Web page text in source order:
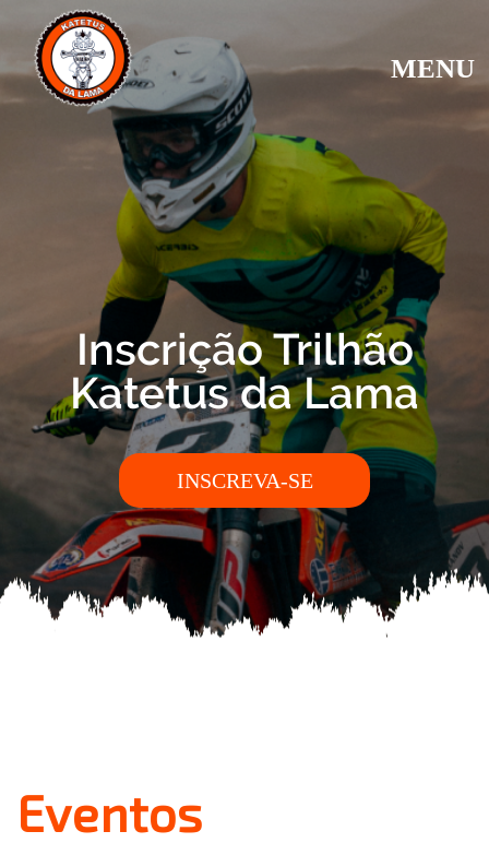
MENU
Inscrição Trilhão
Katetus da Lama
INSCREVA-SE
Eventos